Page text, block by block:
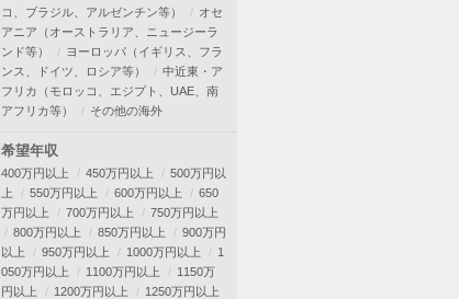
コ、ブラジル、アルゼンチン等）
オセ
アニア（オーストラリア、ニュージーラ
ンド等）
ヨーロッパ（イギリス、フラ
ンス、ドイツ、ロシア等）
中近東・ア
フリカ（モロッコ、エジプト、UAE、南
アフリカ等）
その他の海外
希望年収
400万円以上 450万円以上
500万円以
上
550万円以上 600万円以上
650
万円以上
700万円以上
750万円以上
800万円以上
850万円以上
900万円
以上
950万円以上 1000万円以上
1
050万円以上
1100万円以上
1150万
円以上
1200万円以上
1250万円以上